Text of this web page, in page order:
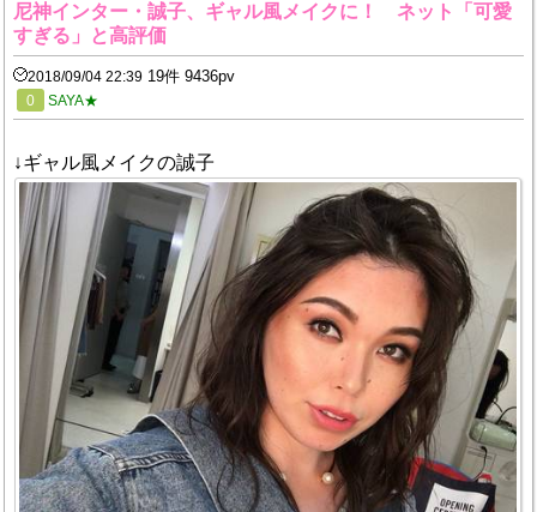
尼神インター・誠子、ギャル風メイクに！ ネット「可愛
すぎる」と高評価
2018/09/04 22:39 19件 9436pv
0 SAYA★
↓ギャル風メイクの誠子